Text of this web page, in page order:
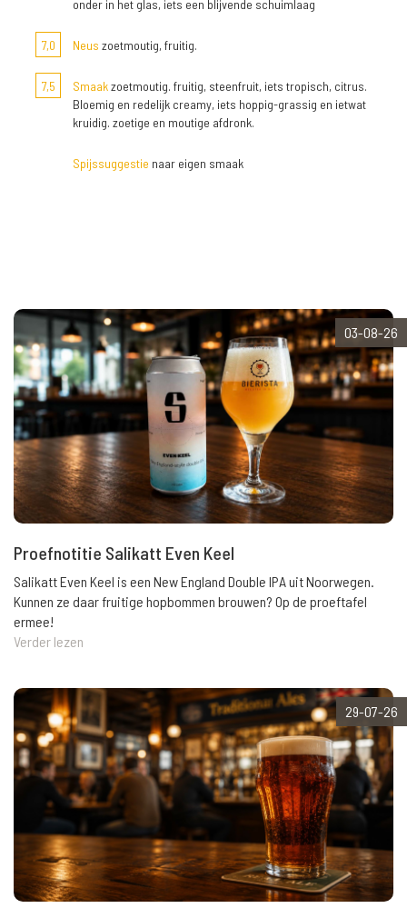
onder in het glas, iets een blijvende schuimlaag
7,0 Neus zoetmoutig, fruitig.
7,5 Smaakzoetmoutig. fruitig, steenfruit, iets tropisch, citrus.
Bloemig en redelijk creamy, iets hoppig-grassig en ietwat
kruidig. zoetige en moutige afdronk.
Spijssuggestie naar eigen smaak
03-08-26
Proefnotitie Salikatt Even Keel
Salikatt Even Keel is een New England Double IPA uit Noorwegen.
Kunnen ze daar fruitige hopbommen brouwen? Op de proeftafel
ermee!
Verder lezen
29-07-26